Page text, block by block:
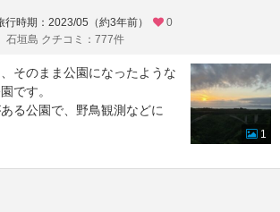
行時期：2023/05（約3年前）
0
石垣島 クチコミ：777件
そのまま公園になったような
です。
る公園で、野鳥観測などに
1